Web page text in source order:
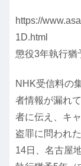
https://
1D.html
懲役3年執行猶
NHK受信料の
者情報が漏れ
者に伝え、キ
盗罪に問われ
14日、名古屋